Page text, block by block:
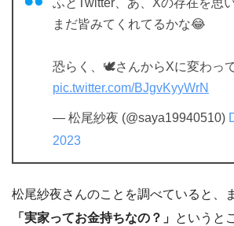
ふとTwitter、あ、Xの存在を思
まだ皆みてくれてるかな😂
恐らく、🕊さんからXに変わって
pic.twitter.com/BJgvKyyWrN
— 松尾紗夜 (@saya19940510)
2023
松尾紗夜さんのことを調べていると、
「実家ってお金持ちなの？」 というと